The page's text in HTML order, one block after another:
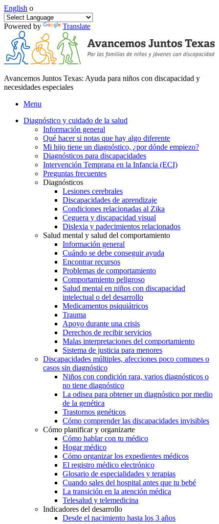
English o
Powered by Translate
Avancemos Juntos Texas: Ayuda para niños con discapacidad y
necesidades especiales
Menu
Diagnóstico y cuidado de la salud
Información general
Qué hacer si notas que hay algo diferente
Mi hijo tiene un diagnóstico, ¿por dónde empiezo?
Diagnósticos para discapacidades
Intervención Temprana en la Infancia (ECI)
Preguntas frecuentes
Diagnósticos
Lesiones cerebrales
Discapacidades de aprendizaje
Condiciones relacionadas al Zika
Ceguera y discapacidad visual
Dislexia y padecimientos relacionados
Salud mental y salud del comportamiento
Información general
Cuándo se debe conseguir ayuda
Encontrar recursos
Problemas de comportamiento
Comportamiento peligroso
Salud mental en niños con discapacidad
intelectual o del desarrollo
Medicamentos psiquiátricos
Trauma
Apoyo durante una crisis
Derechos de recibir servicios
Malas interpretaciones del comportamiento
Sistema de justicia para menores
Discapacidades múltiples, afecciones poco comunes o
casos sin diagnóstico
Niños con condición rara, varios diagnósticos o
no tiene diagnóstico
La odisea para obtener un diagnóstico por medio
de la genética
Trastornos genéticos
Cómo comprender las discapacidades invisibles
Cómo planificar y organizarte
Cómo hablar con tu médico
Hogar médico
Cómo organizar los expedientes médicos
El registro médico electrónico
Glosario de especialidades y terapias
Cuando sales del hospital antes que tu bebé
La transición en la atención médica
Telesalud y telemedicina
Indicadores del desarrollo
Desde el nacimiento hasta los 3 años